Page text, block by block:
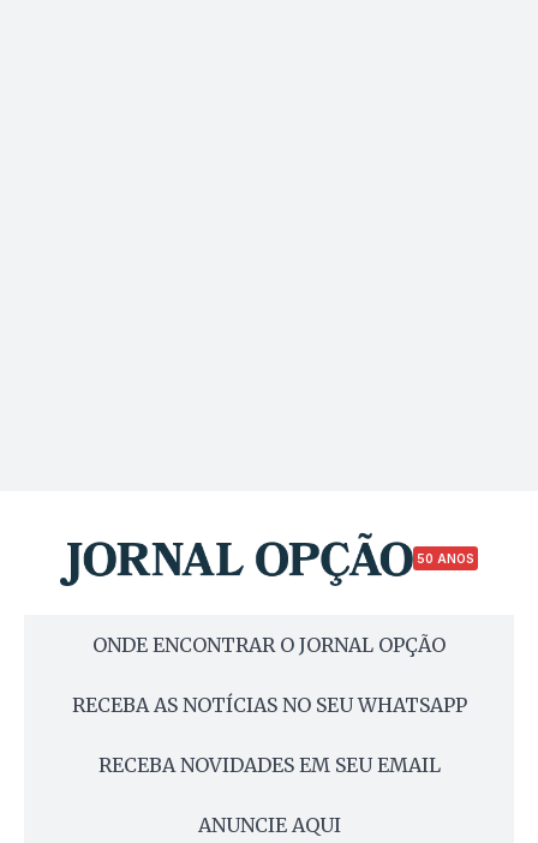
50 ANOS
ONDE ENCONTRAR O JORNAL OPÇÃO
RECEBA AS NOTÍCIAS NO SEU WHATSAPP
RECEBA NOVIDADES EM SEU EMAIL
ANUNCIE AQUI